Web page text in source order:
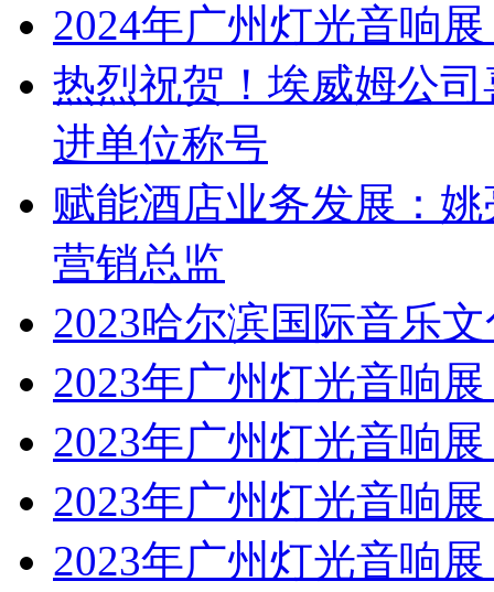
2024年广州灯光音响展
热烈祝贺！埃威姆公
进单位称号
赋能酒店业务发展：
营销总监
2023哈尔滨国际音乐
2023年广州灯光音响展
2023年广州灯光音响展
2023年广州灯光音响展
2023年广州灯光音响展